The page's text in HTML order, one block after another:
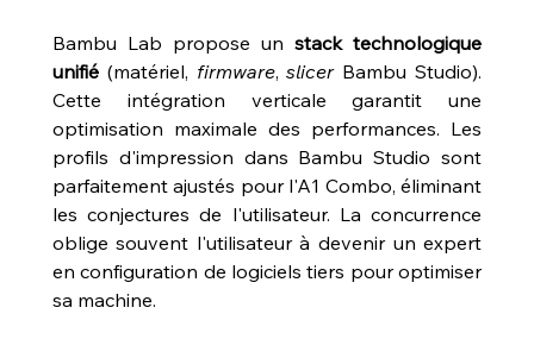
Bambu Lab propose un stack technologique
unifié (matériel, firmware, slicer Bambu Studio).
Cette intégration verticale garantit une
optimisation maximale des performances. Les
profils d'impression dans Bambu Studio sont
parfaitement ajustés pour l'A1 Combo, éliminant
les conjectures de l'utilisateur. La concurrence
oblige souvent l'utilisateur à devenir un expert
en configuration de logiciels tiers pour optimiser
sa machine.